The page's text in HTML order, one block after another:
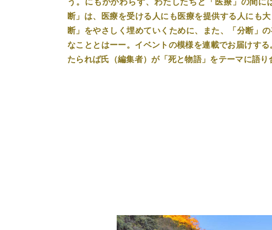
断」は、医療を受ける人にも医療を提供する人にも
断」をやさしく埋めていくために、また、「分断」
なこととはーー。イベントの模様を連載でお届けす
たられば氏（編集者）が「死と物語」をテーマに語